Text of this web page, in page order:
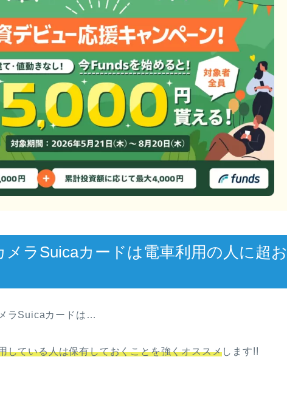
ラSuicaカードは電車利用の人に超お
ラSuicaカードは…
している人は保有しておくことを強くオススメします!!